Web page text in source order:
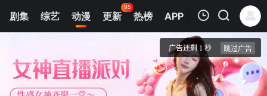
剧集 综艺 动漫 更新
95
热榜 APP
月光下的异世界之旅 第二季